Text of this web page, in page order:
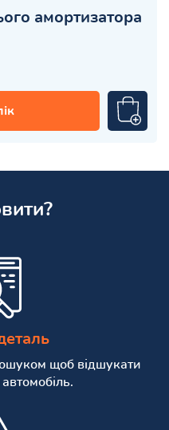
амортизатора
щоб відшукати
автомобіль.